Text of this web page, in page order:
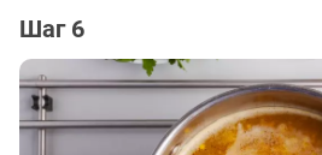
Шаг 6